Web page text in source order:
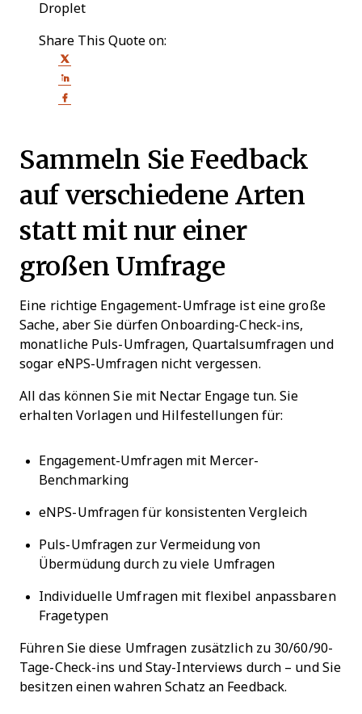
Droplet
Share This Quote on:
Sammeln Sie Feedback
auf verschiedene Arten
statt mit nur einer
großen Umfrage
Eine richtige Engagement-Umfrage ist eine große
Sache, aber Sie dürfen Onboarding-Check-ins,
monatliche Puls-Umfragen, Quartalsumfragen und
sogar eNPS-Umfragen nicht vergessen.
All das können Sie mit Nectar Engage tun. Sie
erhalten Vorlagen und Hilfestellungen für:
Engagement-Umfragen mit Mercer-
Benchmarking
eNPS-Umfragen für konsistenten Vergleich
Puls-Umfragen zur Vermeidung von
Übermüdung durch zu viele Umfragen
Individuelle Umfragen mit flexibel anpassbaren
Fragetypen
Führen Sie diese Umfragen zusätzlich zu 30/60/90-
Tage-Check-ins und Stay-Interviews durch – und Sie
besitzen einen wahren Schatz an Feedback.